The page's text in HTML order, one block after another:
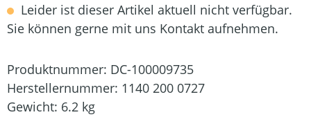
Leider ist dieser Artikel aktuell nicht verfügbar.
Sie können gerne mit uns Kontakt aufnehmen.
Produktnummer: DC-100009735
Herstellernummer: 1140 200 0727
Gewicht: 6.2 kg